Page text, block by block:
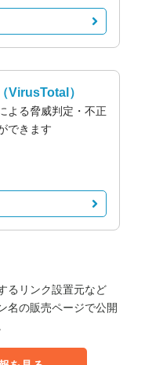
（VirusTotal）
よる脅威判定・不正
できます
るリンク設置元など
名の販売ページで公開